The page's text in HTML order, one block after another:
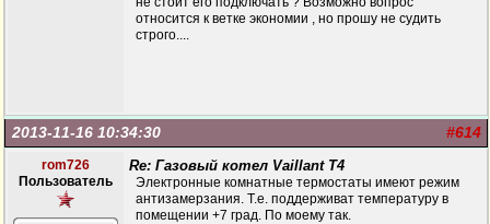
относится к ветке экономии , но прошу не судить
строго....
#614
2013-11-16 10:34:30
rom726
Пользователь
Re: Газовый котел Vaillant T4
Электронные комнатные термостаты имеют режим
антизамерзания. Т.е. поддерживат температуру в
помещении +7 град. По моему так.